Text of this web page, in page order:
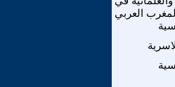
العربي